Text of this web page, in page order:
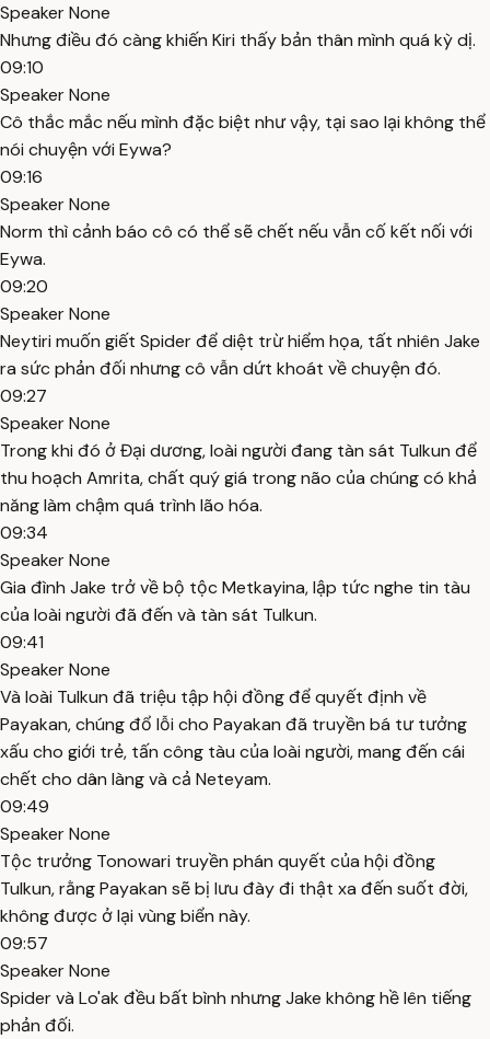
Speaker None
Nhưng điều đó càng khiến Kiri thấy bản thân mình quá kỳ dị.
09:10
Speaker None
Cô thắc mắc nếu mình đặc biệt như vậy, tại sao lại không thể
nói chuyện với Eywa?
09:16
Speaker None
Norm thì cảnh báo cô có thể sẽ chết nếu vẫn cố kết nối với
Eywa.
09:20
Speaker None
Neytiri muốn giết Spider để diệt trừ hiểm họa, tất nhiên Jake
ra sức phản đối nhưng cô vẫn dứt khoát về chuyện đó.
09:27
Speaker None
Trong khi đó ở Đại dương, loài người đang tàn sát Tulkun để
thu hoạch Amrita, chất quý giá trong não của chúng có khả
năng làm chậm quá trình lão hóa.
09:34
Speaker None
Gia đình Jake trở về bộ tộc Metkayina, lập tức nghe tin tàu
của loài người đã đến và tàn sát Tulkun.
09:41
Speaker None
Và loài Tulkun đã triệu tập hội đồng để quyết định về
Payakan, chúng đổ lỗi cho Payakan đã truyền bá tư tưởng
xấu cho giới trẻ, tấn công tàu của loài người, mang đến cái
chết cho dân làng và cả Neteyam.
09:49
Speaker None
Tộc trưởng Tonowari truyền phán quyết của hội đồng
Tulkun, rằng Payakan sẽ bị lưu đày đi thật xa đến suốt đời,
không được ở lại vùng biển này.
09:57
Speaker None
Spider và Lo'ak đều bất bình nhưng Jake không hề lên tiếng
phản đối.